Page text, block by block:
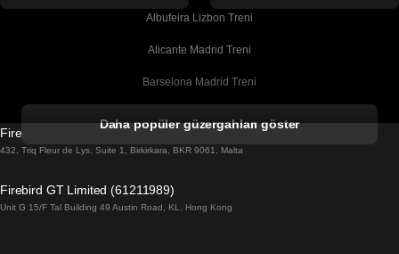
Albufeira Lizbon Treni
Alicante Madrid Treni
Barselona Madrid Treni
Barselona Sevilla Treni
Belfast Dublin Treni
Daha popüler güzergahları göster
Firebird GT Limited (OC 1451)
432, Triq Fleur de Lys, Suite 1, Birkirkara, BKR 9061, Malta
Firebird GT Limited (61211989)
Unit G 15/F Tal Building 49 Austin Road, KL, Hong Kong